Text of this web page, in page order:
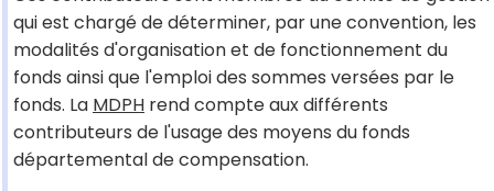
qui est chargé de déterminer, par une convention, les
modalités d'organisation et de fonctionnement du
fonds ainsi que l'emploi des sommes versées par le
fonds. La MDPH rend compte aux différents
contributeurs de l'usage des moyens du fonds
départemental de compensation.